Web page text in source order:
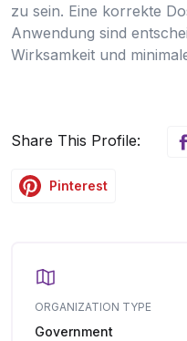
zu sein. Eine korrekte
Anwendung sind
Wirksamkeit und
Share This Profile:
Pinterest
ORGANIZATION TYPE
Government